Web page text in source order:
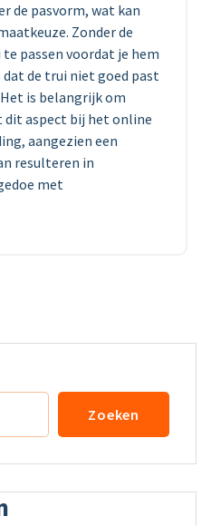
de pasvorm, wat kan
Zonder de
passen voordat je hem
de trui niet goed past
is belangrijk om
dit aspect bij het online
aangezien een
resulteren in
met
Zoeken